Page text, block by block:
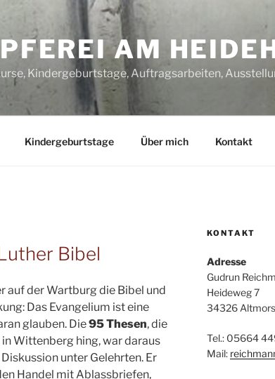
AM
Kindergeburtstage, Auftragsarbeiten,
Kindergeburtstage Über mich Kontakt
Bibel
auf der Wartburg die Bibel und
Das Evangelium ist eine
glauben. Die95 Thesen, die
Wittenberg hing, war daraus
unter Gelehrten. Er
Handel mit Ablassbriefen,
KONTAKT
Adresse
Gudrun
Heideweg 7
34326
Tel.: 05664
Mail: